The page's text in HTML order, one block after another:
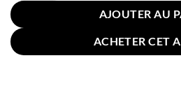
AJOUTER AU
ACHETER CET